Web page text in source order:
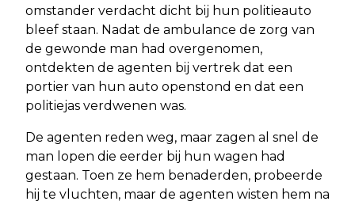
omstander verdacht dicht bij hun politieauto
bleef staan. Nadat de ambulance de zorg van
de gewonde man had overgenomen,
ontdekten de agenten bij vertrek dat een
portier van hun auto openstond en dat een
politiejas verdwenen was.
De agenten reden weg, maar zagen al snel de
man lopen die eerder bij hun wagen had
gestaan. Toen ze hem benaderden, probeerde
hij te vluchten, maar de agenten wisten hem na